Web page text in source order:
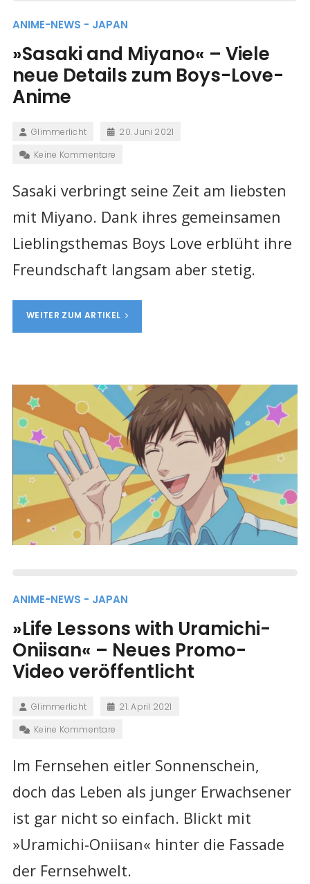
ANIME-NEWS - JAPAN
»Sasaki and Miyano« – Viele
neue Details zum Boys-Love-
Anime
Glimmerlicht
20. Juni 2021
Keine Kommentare
Sasaki verbringt seine Zeit am liebsten
mit Miyano. Dank ihres gemeinsamen
Lieblingsthemas Boys Love erblüht ihre
Freundschaft langsam aber stetig.
WEITER ZUM ARTIKEL
ANIME-NEWS - JAPAN
»Life Lessons with Uramichi-
Oniisan« – Neues Promo-
Video veröffentlicht
Glimmerlicht
21. April 2021
Keine Kommentare
Im Fernsehen eitler Sonnenschein,
doch das Leben als junger Erwachsener
ist gar nicht so einfach. Blickt mit
»Uramichi-Oniisan« hinter die Fassade
der Fernsehwelt.